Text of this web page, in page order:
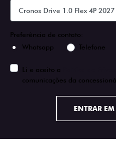
Preferência de contato:
Whatsapp
Telefone
Li e aceito a
comunicações da
ENTRAR